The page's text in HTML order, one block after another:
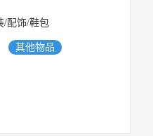
/配饰/鞋包
其他物品